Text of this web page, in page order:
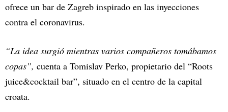
ofrece un bar de Zagreb inspirado en las inyecciones
contra el coronavirus.
“La idea surgió mientras varios compañeros tomábamos
copas”, cuenta a Tomislav Perko, propietario del “Roots
juice&cocktail bar”, situado en el centro de la capital
croata.